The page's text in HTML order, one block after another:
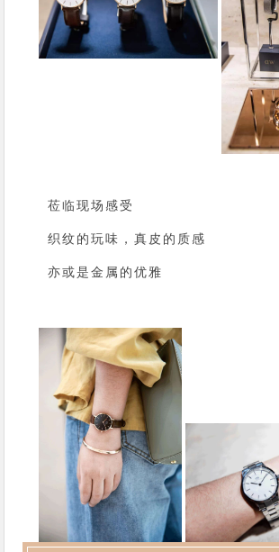
莅临现场感受
织纹的玩味，真皮的质感
亦或是金属的优雅